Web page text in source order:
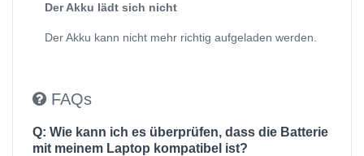
Der Akku lädt sich nicht
Der Akku kann nicht mehr richtig aufgeladen werden.
FAQs
Q: Wie kann ich es überprüfen, dass die Batterie
mit meinem Laptop kompatibel ist?